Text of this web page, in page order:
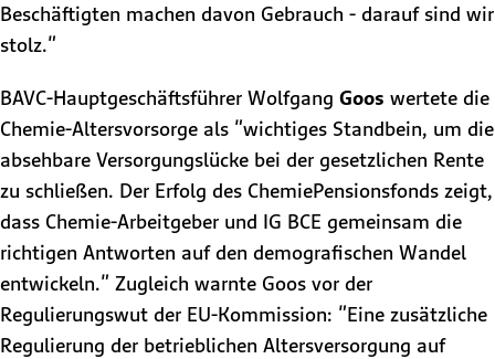
Beschäftigten machen davon Gebrauch - darauf sind wir
stolz."
BAVC-Hauptgeschäftsführer Wolfgang Goos wertete die
Chemie-Altersvorsorge als "wichtiges Standbein, um die
absehbare Versorgungslücke bei der gesetzlichen Rente
zu schließen. Der Erfolg des ChemiePensionsfonds zeigt,
dass Chemie-Arbeitgeber und IG BCE gemeinsam die
richtigen Antworten auf den demografischen Wandel
entwickeln." Zugleich warnte Goos vor der
Regulierungswut der EU-Kommission: "Eine zusätzliche
Regulierung der betrieblichen Altersversorgung auf